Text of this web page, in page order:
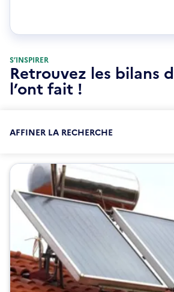
S’INSPIRER
Retrouvez les bilans
l’ont fait !
AFFINER LA RECHERCHE